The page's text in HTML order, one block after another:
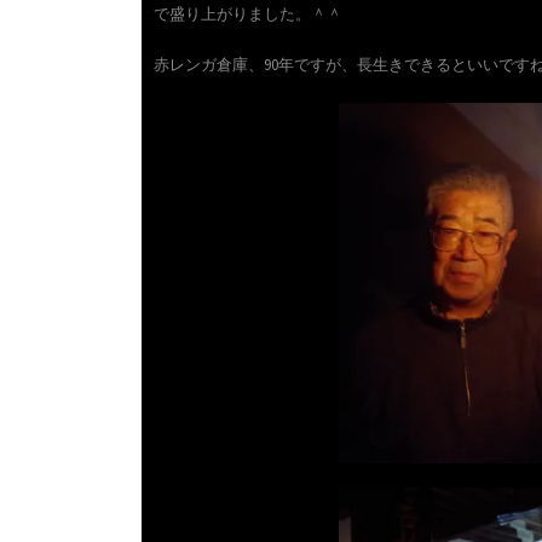
で盛り上がりました。＾＾
赤レンガ倉庫、90年ですが、長生きできるといいです